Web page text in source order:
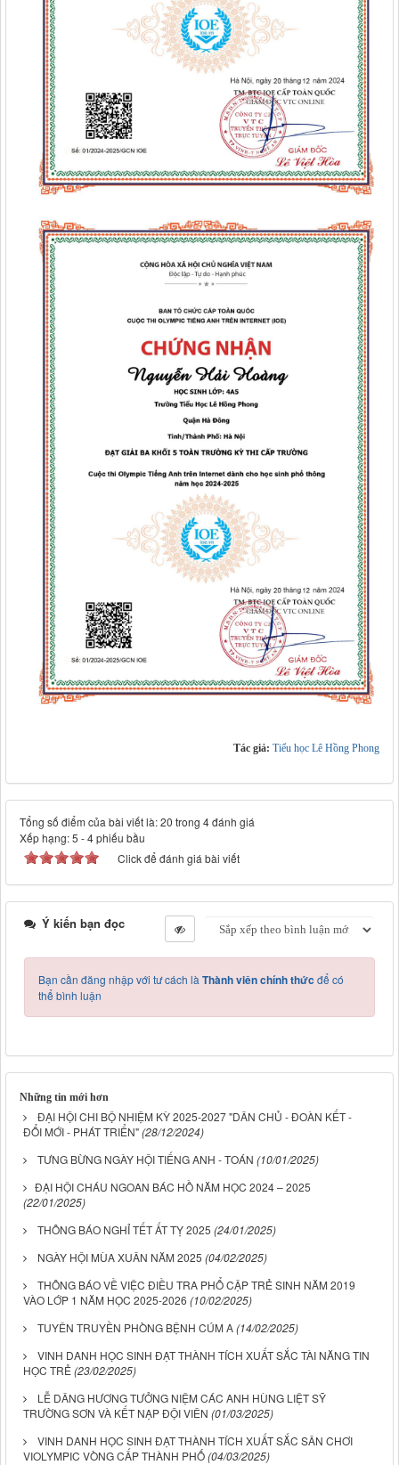
Tác giả: Tiểu học Lê Hồng Phong
Tổng số điểm của bài viết là: 20 trong 4 đánh giá
Xếp hạng:5 -4phiếu bầu
Click để đánh giá bài viết
Ý kiến bạn đọc
Bạn cần đăng nhập với tư cách là Thành viên chính thứcđể có
thể bình luận
Những tin mới hơn
ĐẠI HỘI CHI BỘ NHIỆM KỲ 2025-2027 "DÂN CHỦ - ĐOÀN KẾT -
ĐỔI MỚI - PHÁT TRIỂN"(28/12/2024)
TƯNG BỪNG NGÀY HỘI TIẾNG ANH - TOÁN (10/01/2025)
​​ĐẠI HỘI CHÁU NGOAN BÁC HỒ NĂM HỌC 2024 – 2025
(22/01/2025)
THÔNG BÁO NGHỈ TẾT ẤT TỴ 2025 (24/01/2025)
NGÀY HỘI MÙA XUÂN NĂM 2025 (04/02/2025)
THÔNG BÁO VỀ VIỆC ĐIỀU TRA PHỔ CẬP TRẺ SINH NĂM 2019
VÀO LỚP 1 NĂM HỌC 2025-2026 (10/02/2025)
TUYÊN TRUYỀN PHÒNG BỆNH CÚM A(14/02/2025)
VINH DANH HỌC SINH ĐẠT THÀNH TÍCH XUẤT SẮC TÀI NĂNG TIN
HỌC TRẺ(23/02/2025)
LỄ DÂNG HƯƠNG TƯỞNG NIỆM CÁC ANH HÙNG LIỆT SỸ
TRƯỜNG SƠN VÀ KẾT NẠP ĐỘI VIÊN (01/03/2025)
VINH DANH HỌC SINH ĐẠT THÀNH TÍCH XUẤT SẮC SÂN CHƠI
VIOLYMPIC VÒNG CẤP THÀNH PHỐ(04/03/2025)